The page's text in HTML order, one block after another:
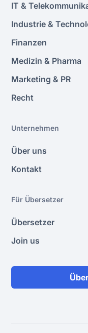
IT &
Industrie &
Finanzen
Medizin & Pharma
Marketing & PR
Recht
Unternehmen
Über uns
Kontakt
Für Übersetzer
Übersetzer
Join us